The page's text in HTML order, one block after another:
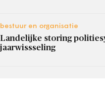
bestuur en organisatie
Landelijke storing
jaarwissseling